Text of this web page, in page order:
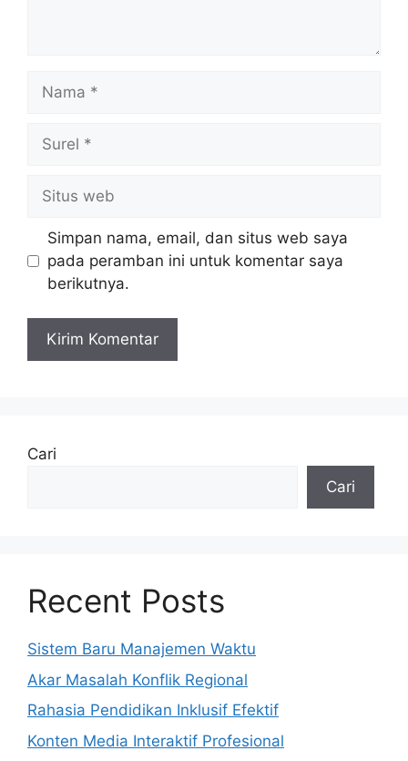
web
Simpan nama, email, dan situs web saya
pada peramban ini untuk komentar saya
berikutnya.
Cari
Cari
Recent Posts
Sistem Baru Manajemen Waktu
Akar Masalah Konflik Regional
Rahasia Pendidikan Inklusif Efektif
Konten Media Interaktif Profesional